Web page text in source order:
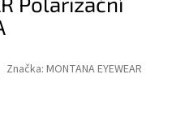
Značka: MONTANA EYEWEAR